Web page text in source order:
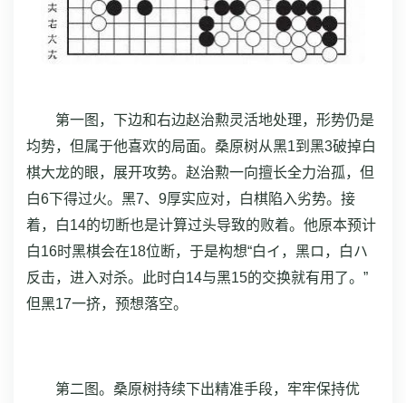
第一图，下边和右边赵治勲灵活地处理，形势仍是
均势，但属于他喜欢的局面。桑原树从黑1到黑3破掉白
棋大龙的眼，展开攻势。赵治勲一向擅长全力治孤，但
白6下得过火。黑7、9厚实应对，白棋陷入劣势。接
着，白14的切断也是计算过头导致的败着。他原本预计
白16时黑棋会在18位断，于是构想“白イ，黑ロ，白ハ
反击，进入对杀。此时白14与黑15的交换就有用了。”
但黑17一挤，预想落空。
第二图。桑原树持续下出精准手段，牢牢保持优